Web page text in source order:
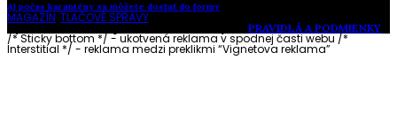
Aj počas karantény sa môžete dostať do formy
MAGAZÍN TLAČOVÉ SPRÁVY
PRAVIDLÁ A PODMIENKY
/* Sticky bottom */ - ukotvená reklama v spodnej časti webu/*
Interstitial */ - reklama medzi preklikmi “Vignetova reklama”